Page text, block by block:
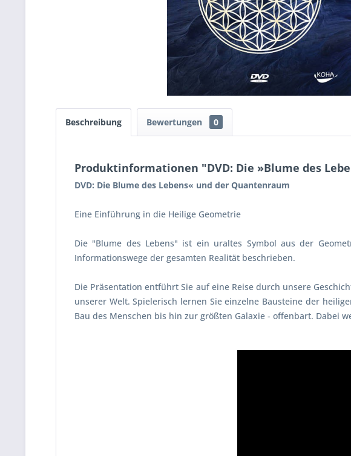
Beschreibung Bewertungen 0
Produktinformationen "DVD: Die »Blume des
DVD: Die Blume des Lebens« und der Quantenraum
Eine Einführung in die Heilige Geometrie
Die "Blume des Lebens" ist ein uraltes Symbol aus der
Informationswege der gesamten Realität beschrieben.
Die Präsentation entführt Sie auf eine Reise durch unsere
unserer Welt. Spielerisch lernen Sie einzelne Bausteine der
Bau des Menschen bis hin zur größten Galaxie - offenbart. Dabei